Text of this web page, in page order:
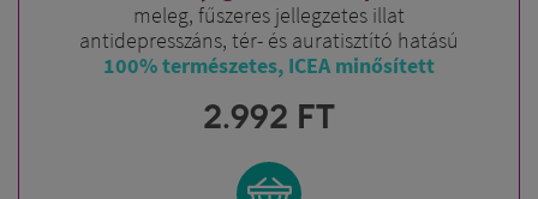
meleg, fűszeres jellegzetes illat
antidepresszáns, tér- és auratisztító hatású
100% természetes, ICEA minősített
2.992 FT